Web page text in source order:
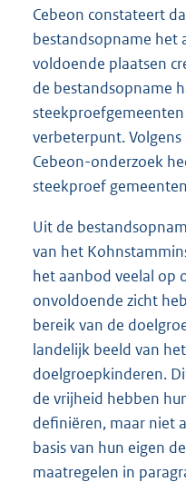
Cebeon constateert
bestandsopname het
voldoende plaatsen
de bestandsopname
verbeterpunt.
Cebeon-onderzoek
steekproef
Uit de
van het
het aanbod veelal op
onvoldoende zicht
bereik van de
landelijk beeld van
doelgroepkinderen.
de vrijheid hebben
definiëren, maar niet
basis van hun eigen
maatregelen in